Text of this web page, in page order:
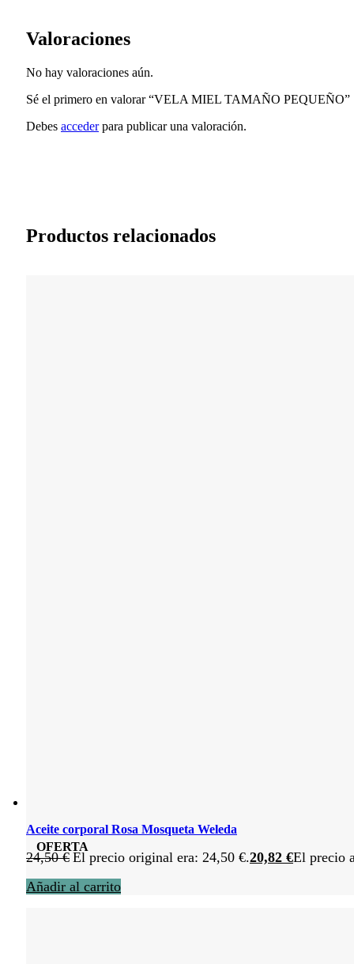
Valoraciones
No hay valoraciones aún.
Sé el primero en valorar “VELA MIEL TAMAÑO PEQUEÑO”
Debes accederpara publicar una valoración.
Productos relacionados
OFERTA
Aceite corporal Rosa Mosqueta Weleda
24,50€ El precio original era: 24,50 €.20,82 €El precio
Añadir al carrito